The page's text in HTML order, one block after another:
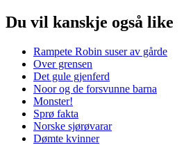
Du vil kanskje også like
Rampete Robin suser av gårde
Over grensen
Det gule gjenferd
Noor og de forsvunne barna
Monster!
Sprø fakta
Norske sjørøvarar
Dømte kvinner